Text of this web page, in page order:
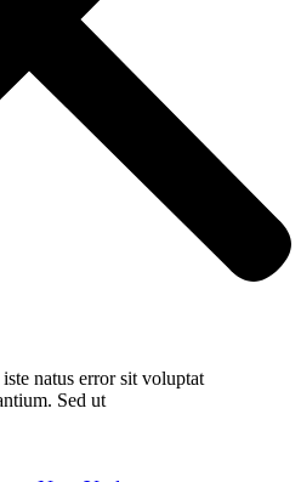
natus error sit voluptat
Sed ut